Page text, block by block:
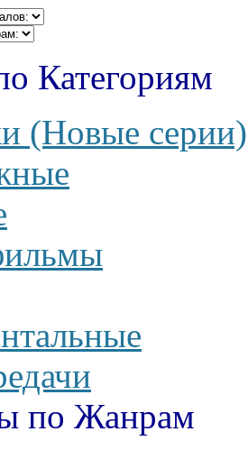
Категориям
(Новые серии)
по Жанрам